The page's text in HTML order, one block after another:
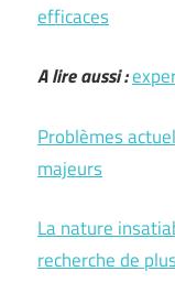
efficaces
A lire aussi :
Problèmes
majeurs
La nature
recherche de